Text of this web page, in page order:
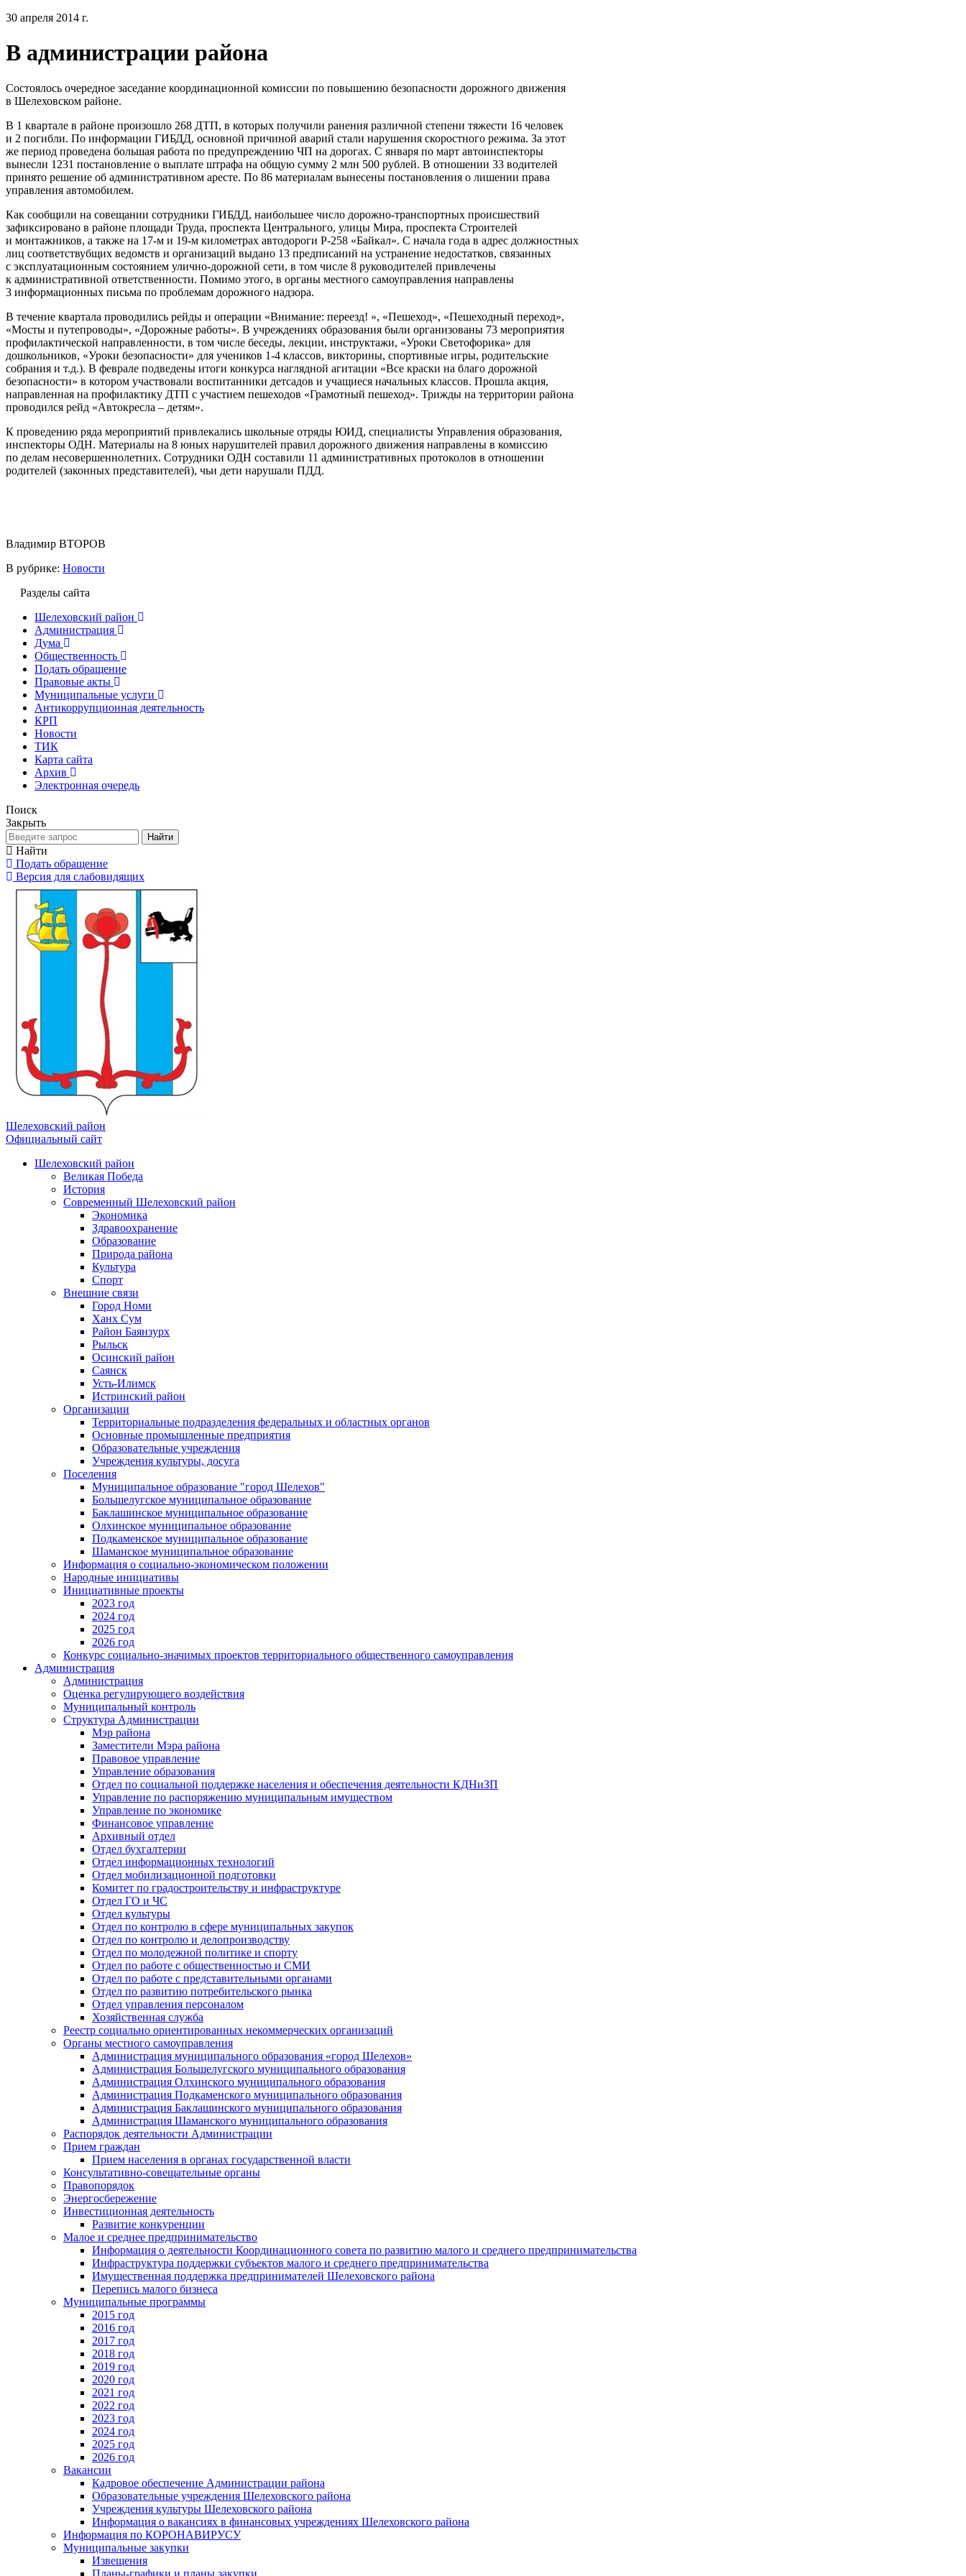
30 апреля 2014 г.
В администрации района
Состоялось очередное заседание координационной комиссии по повышению безопасности дорожного движения
в Шелеховском районе.
В 1 квартале в районе произошло 268 ДТП, в которых получили ранения различной степени тяжести 16 человек
и 2 погибли. По информации ГИБДД, основной причиной аварий стали нарушения скоростного режима. За этот
же период проведена большая работа по предупреждению ЧП на дорогах. С января по март автоинспекторы
вынесли 1231 постановление о выплате штрафа на общую сумму 2 млн 500 рублей. В отношении 33 водителей
принято решение об административном аресте. По 86 материалам вынесены постановления о лишении права
управления автомобилем.
Как сообщили на совещании сотрудники ГИБДД, наибольшее число дорожно-транспортных происшествий
зафиксировано в районе площади Труда, проспекта Центрального, улицы Мира, проспекта Строителей
и монтажников, а также на 17-м и 19-м километрах автодороги Р-258 «Байкал». С начала года в адрес должностных
лиц соответствубщих ведомств и организаций выдано 13 предписаний на устранение недостатков, связанных
с эксплуатационным состоянием улично-дорожной сети, в том числе 8 руководителей привлечены
к административной ответственности. Помимо этого, в органы местного самоуправления направлены
3 информационных письма по проблемам дорожного надзора.
В течение квартала проводились рейды и операции «Внимание: переезд! », «Пешеход», «Пешеходный переход»,
«Мосты и путепроводы», «Дорожные работы». В учреждениях образования были организованы 73 мероприятия
профилактической направленности, в том числе беседы, лекции, инструктажи, «Уроки Светофорика» для
дошкольников, «Уроки безопасности» для учеников 1-4 классов, викторины, спортивные игры, родительские
собрания и т.д.). В феврале подведены итоги конкурса наглядной агитации «Все краски на благо дорожной
безопасности» в котором участвовали воспитанники детсадов и учащиеся начальных классов. Прошла акция,
направленная на профилактику ДТП с участием пешеходов «Грамотный пешеход». Трижды на территории района
проводился рейд «Автокресла – детям».
К проведению ряда мероприятий привлекались школьные отряды ЮИД, специалисты Управления образования,
инспекторы ОДН. Материалы на 8 юных нарушителей правил дорожного движения направлены в комиссию
по делам несовершеннолетних. Сотрудники ОДН составили 11 административных протоколов в отношении
родителей (законных представителей), чьи дети нарушали ПДД.
Владимир ВТОРОВ
В рубрике: Новости
Разделы сайта
Шелеховский район
Администрация
Дума
Общественность
Подать обращение
Правовые акты
Муниципальные услуги
Антикоррупционная деятельность
КРП
Новости
ТИК
Карта сайта
Архив
Электронная очередь
Поиск
Закрыть
Найти
Найти
Подать обращение
Версия для слабовидящих
Шелеховский район
Официальный сайт
Шелеховский район
Великая Победа
История
Современный Шелеховский район
Экономика
Здравоохранение
Образование
Природа района
Культура
Спорт
Внешние связи
Город Номи
Ханх Сум
Район Баянзурх
Рыльск
Осинский район
Саянск
Усть-Илимск
Истринский район
Организации
Территориальные подразделения федеральных и областных органов
Основные промышленные предприятия
Образовательные учреждения
Учреждения культуры, досуга
Поселения
Муниципальное образование "город Шелехов"
Большелугское муниципальное образование
Баклашинское муниципальное образование
Олхинское муниципальное образование
Подкаменское муниципальное образование
Шаманское муниципальное образование
Информация о социально-экономическом положении
Народные инициативы
Инициативные проекты
2023 год
2024 год
2025 год
2026 год
Конкурс социально-значимых проектов территориального общественного самоуправления
Администрация
Администрация
Оценка регулирующего воздействия
Муниципальный контроль
Структура Администрации
Мэр района
Заместители Мэра района
Правовое управление
Управление образования
Отдел по социальной поддержке населения и обеспечения деятельности КДНиЗП
Управление по распоряжению муниципальным имуществом
Управление по экономике
Финансовое управление
Архивный отдел
Отдел бухгалтерии
Отдел информационных технологий
Отдел мобилизационной подготовки
Комитет по градостроительству и инфраструктуре
Отдел ГО и ЧС
Отдел культуры
Отдел по контролю в сфере муниципальных закупок
Отдел по контролю и делопроизводству
Отдел по молодежной политике и спорту
Отдел по работе с общественностью и СМИ
Отдел по работе с представительными органами
Отдел по развитию потребительского рынка
Отдел управления персоналом
Хозяйственная служба
Реестр социально ориентированных некоммерческих организаций
Органы местного самоуправления
Администрация муниципального образования «город Шелехов»
Администрация Большелугского муниципального образования
Администрация Олхинского муниципального образования
Администрация Подкаменского муниципального образования
Администрация Баклашинского муниципального образования
Администрация Шаманского муниципального образования
Распорядок деятельности Администрации
Прием граждан
Прием населения в органах государственной власти
Консультативно-совещательные органы
Правопорядок
Энергосбережение
Инвестиционная деятельность
Развитие конкуренции
Малое и среднее предпринимательство
Информация о деятельности Координационного совета по развитию малого и среднего предпринимательства
Инфраструктура поддержки субъектов малого и среднего предпринимательства
Имущественная поддержка предпринимателей Шелеховского района
Перепись малого бизнеса
Муниципальные программы
2015 год
2016 год
2017 год
2018 год
2019 год
2020 год
2021 год
2022 год
2023 год
2024 год
2025 год
2026 год
Вакансии
Кадровое обеспечение Администрации района
Образовательные учреждения Шелеховского района
Учреждения культуры Шелеховского района
Информация о вакансиях в финансовых учреждениях Шелеховского района
Информация по КОРОНАВИРУСУ
Муниципальные закупки
Извещения
Планы-графики и планы закупки